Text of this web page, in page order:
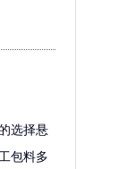
选择悬
包料多